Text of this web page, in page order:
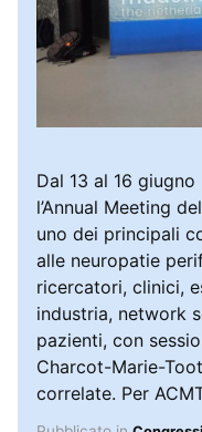
Dal 13 al 16
l’Annual Meeting
uno dei principali
alle neuropatie
ricercatori, clinici,
industria, network
pazienti, con
Charcot-Marie-
correlate. Per